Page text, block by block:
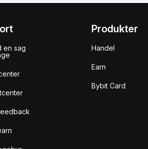
en sag
Produkter
Handel
Earn
Bybit Card